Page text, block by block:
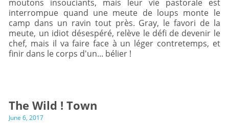
moutons insouciants, mais leur vie pastorale est
interrompue quand une meute de loups monte le
camp dans un ravin tout près. Gray, le favori de la
meute, un idiot désespéré, relève le défi de devenir le
chef, mais il va faire face à un léger contretemps, et
finir dans le corps d'un... bélier !
The Wild ! Town
June 6, 2017